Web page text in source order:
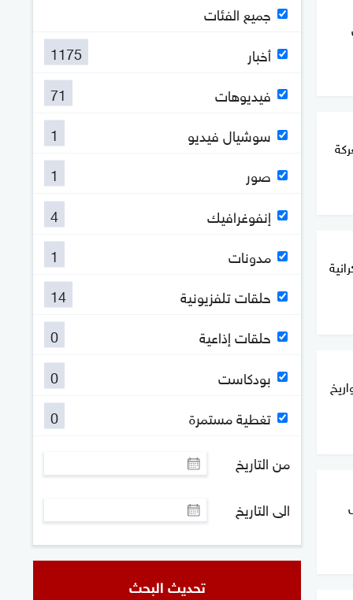
أوكرانية
جميع الفئات
أخبار
1175
فيديوهات
71
سوشيال فيديو
1
صور
1
إنفوغرافيك
4
مدونات
1
حلقات تلفزيونية
14
حلقات إذاعية
0
بودكاست
0
تغطية مستمرة
0
من التاريخ
الى التاريخ
تحديث البحث